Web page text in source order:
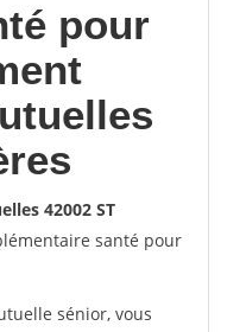
pour
42002 ST
santé pour
sénior, vous